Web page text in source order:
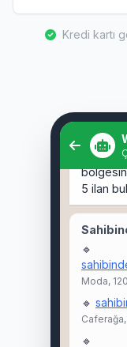
Kredi kartı
Selam
5 ilan
🔹
Moda,
🔹
Caferağa,
🔹